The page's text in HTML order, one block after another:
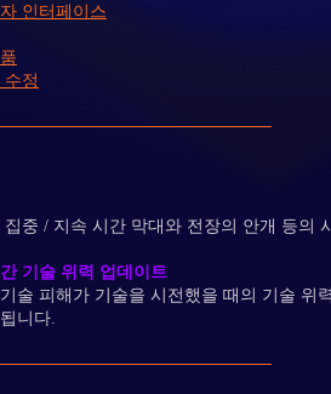
인터페이스
수정
집중 / 지속 시간 막대와 전장의 안개 등의
기술 위력 업데이트
기술 피해가 기술을 시전했을 때의 기술 위
됩니다.